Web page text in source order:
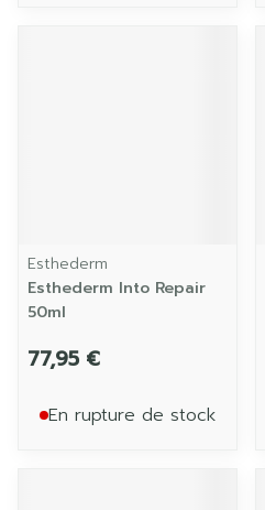
Esthederm
Esthederm Into Repair
50ml
77,95 €
En rupture de stock